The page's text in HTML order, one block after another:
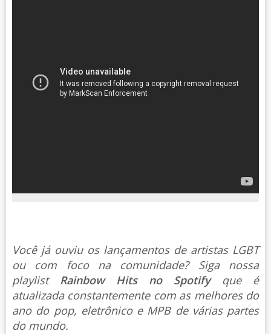
Você já ouviu os lançamentos de artistas LGBT
ou com foco na comunidade? Siga nossa
playlist Rainbow Hits no Spotify que é
atualizada constantemente com as melhores do
ano do pop, eletrônico e MPB de várias partes
do mundo.